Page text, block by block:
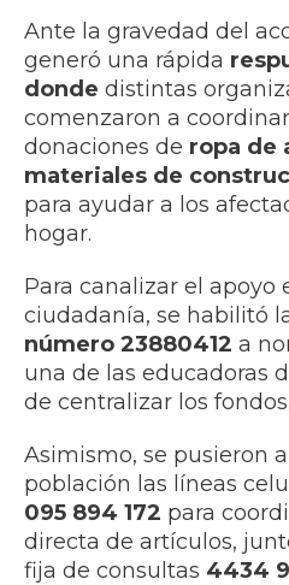
Ante la gravedad del
generó una rápida
donde distintas
comenzaron a
donaciones de ropa de
materiales de
para ayudar a los
hogar.
Para canalizar el apoyo
ciudadanía, se habilitó
número 23880412 a
una de las educadoras
de centralizar los fondos.
Asimismo, se pusieron
población las líneas
095 894 172 para
directa de artículos,
fija de consultas 4434